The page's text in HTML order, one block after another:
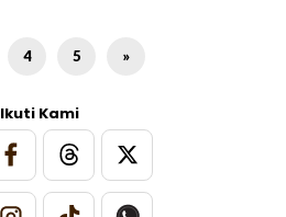
4 5 »
Ikuti Kami